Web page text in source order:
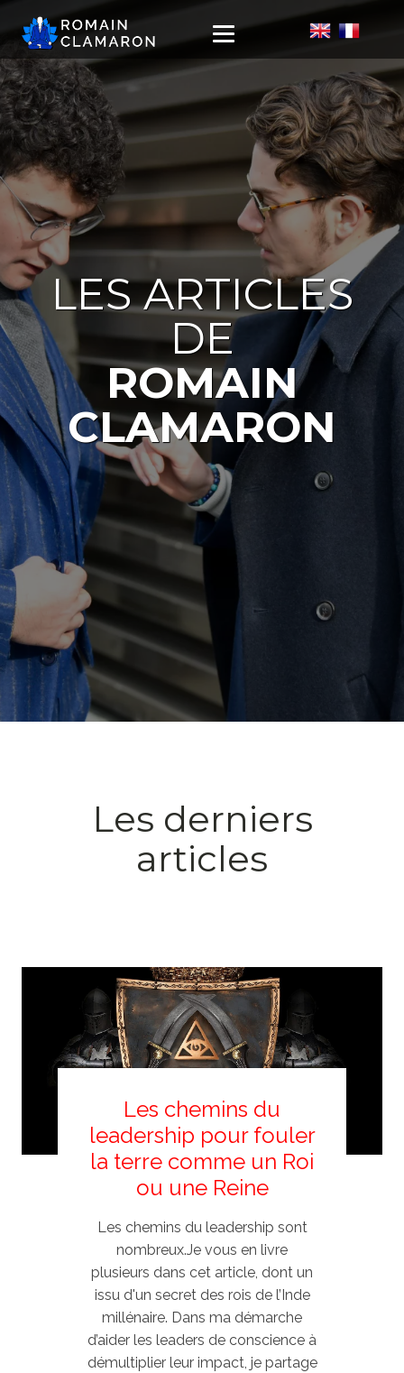
LES ARTICLES
DE
ROMAIN
CLAMARON
Les derniers
articles
Les chemins du
leadership pour fouler
la terre comme un Roi
ou une Reine
Les chemins du leadership sont
nombreux.Je vous en livre
plusieurs dans cet article, dont un
issu d'un secret des rois de l’Inde
millénaire. Dans ma démarche
d’aider les leaders de conscience à
démultiplier leur impact, je partage